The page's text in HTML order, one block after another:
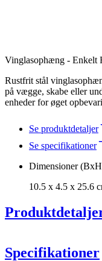
Vinglasophæng -
Rustfrit stål
på vægge, skabe eller
enheder for øget
Se produktdetaljer
Se specifikationer
Dimensioner
10.5 x 4.5 x 25.6
Specifikationer